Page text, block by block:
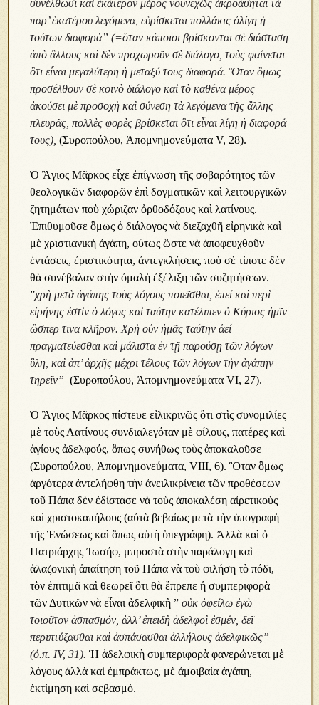
συνέλθωσι καὶ ἑκάτερον μέρος νουνεχῶς ἀκροάσηται τὰ
παρ’ ἑκατέρου λεγόμενα, εὑρίσκεται πολλάκις ὀλίγη ἡ
τούτων διαφορὰ” (=ὃταν κάποιοι βρίσκονται σὲ διάσταση
ἀπὸ ἂλλους καὶ δὲν προχωροῦν σὲ διάλογο, τοὺς φαίνεται
ὃτι εἶναι μεγαλύτερη ἡ μεταξύ τους διαφορά. Ὃταν ὃμως
προσέλθουν σὲ κοινὸ διάλογο καὶ τὸ καθένα μέρος
ἀκούσει μὲ προσοχὴ καὶ σύνεση τὰ λεγόμενα τῆς ἂλλης
πλευρᾶς, πολλὲς φορὲς βρίσκεται ὃτι εἶναι λίγη ἡ διαφορά
τους),(Συροπούλου, Ἀπομνημονεύματα V, 28).
Ὁ Ἃγιος Μᾶρκος εἶχε ἐπίγνωση τῆς σοβαρότητος τῶν
θεολογικῶν διαφορῶν ἐπὶ δογματικῶν καὶ λειτουργικῶν
ζητημάτων ποὺ χώριζαν ὀρθοδόξους καὶ λατίνους.
Ἐπιθυμοῦσε ὃμως ὁ διάλογος νὰ διεξαχθῆ εἰρηνικὰ καὶ
μὲ χριστιανικὴ ἀγάπη, οὒτως ὣστε νὰ ἀποφευχθοῦν
ἐντάσεις, ἐριστικότητα, ἀντεγκλήσεις, ποὺ σὲ τίποτε δὲν
θὰ συνέβαλαν στὴν ὀμαλὴ ἐξέλιξη τῶν συζητήσεων.
”χρὴ μετὰ ἀγάπης τοὺς λόγους ποιεῖσθαι, ἐπεί καὶ περὶ
εἰρήνης ἐστὶν ὁ λόγος καὶ ταύτην κατέλιπεν ὁ Κύριος ἡμῖν
ὣσπερ τινα κλῆρον. Χρὴ οὐν ἡμᾶς ταύτην ἀεί
πραγματεύεσθαι καὶ μάλιστα ἐν τῇ παρούσῃ τῶν λόγων
ὓλη, καὶ ἀπ’ ἀρχῆς μέχρι τέλους τῶν λόγων τὴν ἀγάπην
τηρεῖν” (Συροπούλου, Ἀπομνημονεύματα VI, 27).
Ὁ Ἃγιος Μᾶρκος πίστευε εἰλικρινῶς ὃτι στὶς συνομιλίες
μὲ τοὺς Λατίνους συνδιαλεγόταν μὲ φίλους, πατέρες καὶ
ἁγίους ἀδελφούς, ὃπως συνήθως τοὺς ἀποκαλοῦσε
(Συροπούλου, Ἀπομνημονεύματα, VIII, 6). Ὃταν ὃμως
ἀργότερα ἀντελήφθη τὴν ἀνειλικρίνεια τῶν προθέσεων
τοῦ Πάπα δὲν ἐδίστασε νὰ τοὺς ἀποκαλέση αἰρετικοὺς
καὶ χριστοκαπήλους (αὐτὰ βεβαίως μετὰ τὴν ὑπογραφὴ
τῆς Ἑνώσεως καὶ ὃπως αὐτὴ ὑπεγράφη). Ἀλλὰ καὶ ὁ
Πατριάρχης Ἰωσήφ, μπροστὰ στὴν παράλογη καὶ
ἀλαζονικὴ ἀπαίτηση τοῦ Πάπα νὰ τοὺ φιλήση τὸ πόδι,
τὸν ἐπιτιμᾶ καὶ θεωρεῖ ὃτι θὰ ἒπρεπε ἡ συμπεριφορὰ
τῶν Δυτικῶν νὰ εἶναι ἀδελφικὴ ” οὐκ ὀφείλω ἐγὼ
τοιοῦτον ἀσπασμόν, ἀλλ’ ἐπειδὴ ἀδελφοὶ ἐσμέν, δεῖ
περιπτύξασθαι καὶ ἀσπάσασθαι ἀλλήλους ἀδελφικῶς”
(ό.π. IV, 31).Ἡ ἀδελφικὴ συμπεριφορὰ φανερώνεται μὲ
λόγους ἀλλὰ καὶ ἐμπράκτως, μὲ ἀμοιβαία ἀγάπη,
ὲκτίμηση καὶ σεβασμό.